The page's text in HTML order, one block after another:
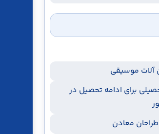
آلات موسیقی
برای ادامه تحصیل در
معادن